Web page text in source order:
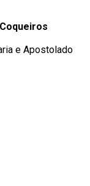
e Apostolado